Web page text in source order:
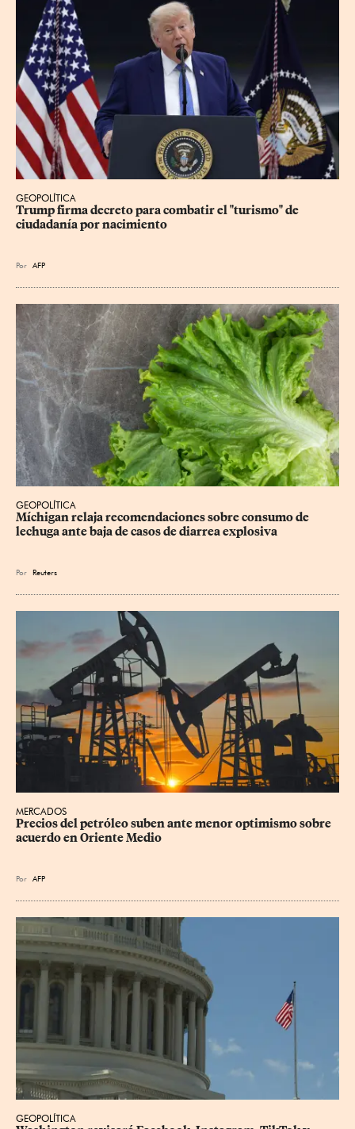
GEOPOLÍTICA
Trump firma decreto para combatir el "turismo" de
ciudadanía por nacimiento
Por AFP
GEOPOLÍTICA
Míchigan relaja recomendaciones sobre consumo de
lechuga ante baja de casos de diarrea explosiva
Por Reuters
MERCADOS
Precios del petróleo suben ante menor optimismo sobre
acuerdo en Oriente Medio
Por AFP
GEOPOLÍTICA